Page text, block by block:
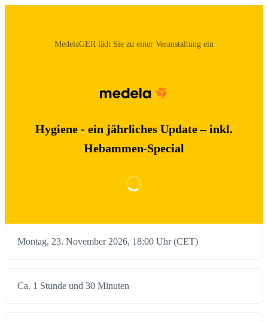
MedelaGER‬ lädt Sie zu einer Veranstaltung ein
Hygiene - ein jährliches Update – inkl.
Hebammen-Special
Montag, 23. November 2026, 18:00 Uhr (CET)
Ca. 1 Stunde und 30 Minuten